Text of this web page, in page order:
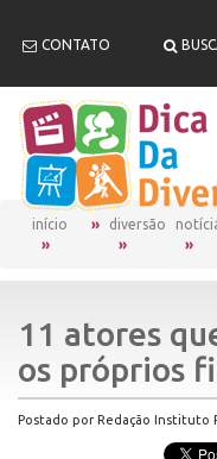
CONTATO
início diversão
11 atores
os próprios
Postado por Redação Instituto